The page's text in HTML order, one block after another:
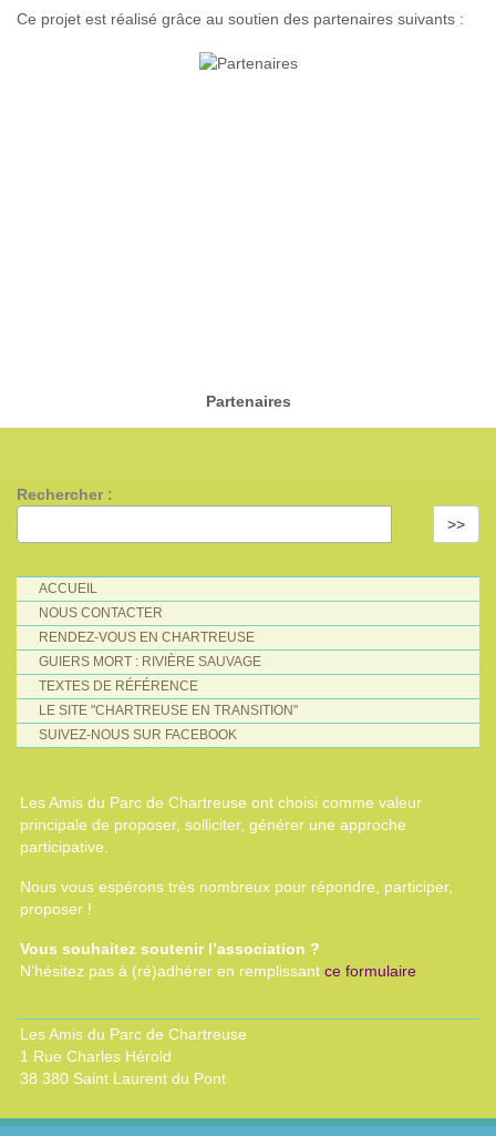
Ce projet est réalisé grâce au soutien des partenaires suivants :
Partenaires
Rechercher :
>>
ACCUEIL
NOUS CONTACTER
RENDEZ-VOUS EN CHARTREUSE
GUIERS MORT : RIVIÈRE SAUVAGE
TEXTES DE RÉFÉRENCE
LE SITE "CHARTREUSE EN TRANSITION"
SUIVEZ-NOUS SUR FACEBOOK
Les Amis du Parc de Chartreuse ont choisi comme valeur
principale de proposer, solliciter, générer une approche
participative.
Nous vous espérons très nombreux pour répondre, participer,
proposer !
Vous souhaitez soutenir l’association ?
N’hésitez pas à (ré)adhérer en remplissant ce formulaire
Les Amis du Parc de Chartreuse
1 Rue Charles Hérold
38 380 Saint Laurent du Pont